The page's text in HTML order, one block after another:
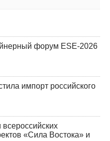
форум ESE-2026
импорт российского
«Сила Востока» и